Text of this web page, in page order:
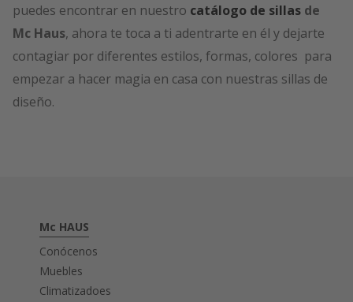
puedes encontrar en nuestro catálogo de sillas de
Mc Haus, ahora te toca a ti adentrarte en él y dejarte
contagiar por diferentes estilos, formas, colores para
empezar a hacer magia en casa con nuestras sillas de
diseño.
Mc HAUS
Conócenos
Muebles
Climatizadoes